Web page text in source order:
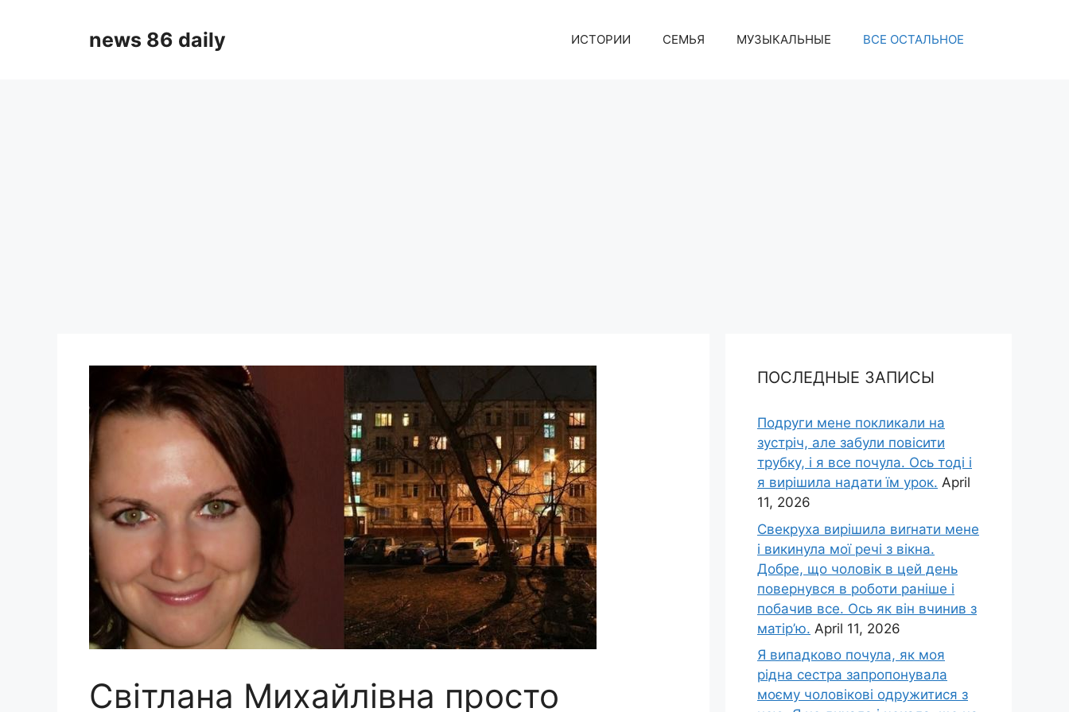
news 86 daily ИСТОРИИ СЕМЬЯ МУЗЫКАЛЬНЫЕ ВСЕ ОСТАЛЬНОЕ
Світлана Михайлівна просто
ПОСЛЕДНЫЕ ЗАПИСЫ
Подруги мене покликали на
зустріч, але забули повісити
трубку, і я все почула. Ось тоді і
я вирішила надати їм урок. April
11, 2026
Свекруха вирішила виrнати мене
і викинула мої речі з вікна.
Добре, що чоловік в цей день
повернувся в роботи раніше і
побачив все. Ось як він вчинив з
матір’ю. April 11, 2026
Я випадково почула, як моя
рідна сестра запропонувала
моєму чоловікові одружитися з